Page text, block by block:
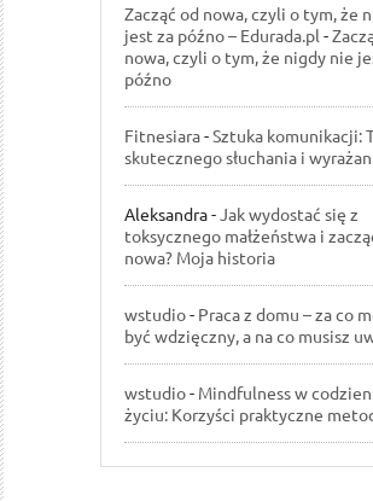
Zacząć od nowa, czyli o tym, że
jest za późno – Edurada.pl -
nowa, czyli o tym, że nigdy nie
późno
Fitnesiara-Sztuka komunikacji:
skutecznego słuchania i
Aleksandra-Jak wydostać się z
toksycznego małżeństwa i
nowa? Moja historia
wstudio- Praca z domu – za co
być wdzięczny, a na co musisz
wstudio- Mindfulness w
życiu: Korzyści praktyczne